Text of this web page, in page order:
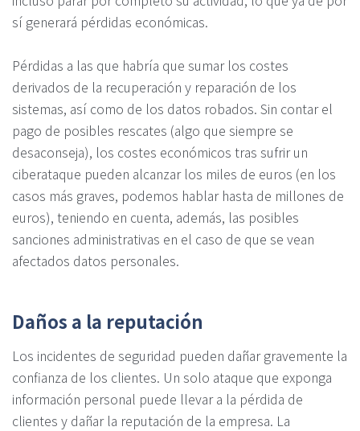
sí generará pérdidas económicas.
Pérdidas a las que habría que sumar los costes
derivados de la recuperación y reparación de los
sistemas, así como de los datos robados. Sin contar el
pago de posibles rescates (algo que siempre se
desaconseja), los costes económicos tras sufrir un
ciberataque pueden alcanzar los miles de euros (en los
casos más graves, podemos hablar hasta de millones de
euros), teniendo en cuenta, además, las posibles
sanciones administrativas en el caso de que se vean
afectados datos personales.
Daños a la reputación
Los incidentes de seguridad pueden dañar gravemente la
confianza de los clientes. Un solo ataque que exponga
información personal puede llevar a la pérdida de
clientes y dañar la reputación de la empresa. La